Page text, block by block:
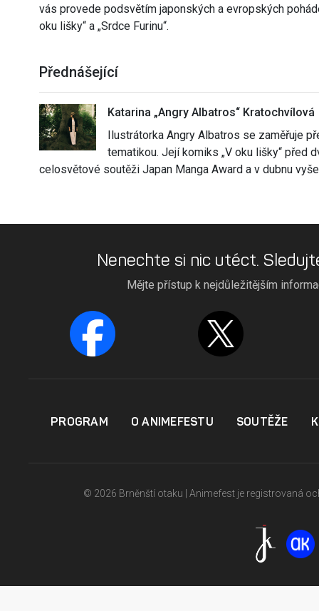
vás provede podsvětím japonských a evropských
oku lišky“ a „Srdce Furinu“.
Přednášející
Katarina „Angry Albatros“ Kratochvílová
Ilustrátorka Angry Albatros se zaměřuje
tematikou. Její komiks „V oku lišky“ před
celosvětové soutěži Japan Manga Award a v dubnu
Nenechte si nic utéct.
Mějte přístup k nejdůležitějším
PROGRAM O ANIMEFESTU SOUTĚŽE
© 2026 Brněnští otaku | Animefest je registrovaná